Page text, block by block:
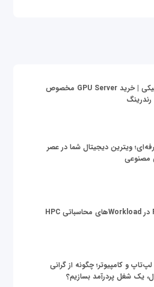
قیمت سرور گرافیکی | خرید GPU Server مخصوص
ویترین دیجیتال شما در عصر
و کامپیوتر؛ چگونه از گرانی
یک شغل پردرآمد بسازیم؟